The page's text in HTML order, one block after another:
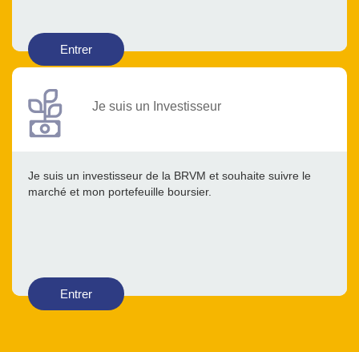
Entrer
Je suis un Investisseur
Je suis un investisseur de la BRVM et souhaite suivre le
marché et mon portefeuille boursier.
Entrer